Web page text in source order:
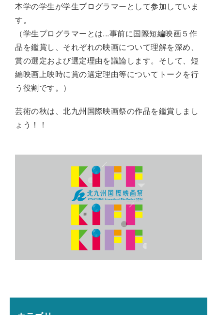
本学の学生が学生プログラマーとして参加していま
す。
（学生プログラマーとは...事前に国際短編映画５作
品を鑑賞し、それぞれの映画について理解を深め、
賞の選定および選定理由を議論します。そして、短
編映画上映時に賞の選定理由等についてトークを行
う役割です。）
芸術の秋は、北九州国際映画祭の作品を鑑賞しまし
ょう！！